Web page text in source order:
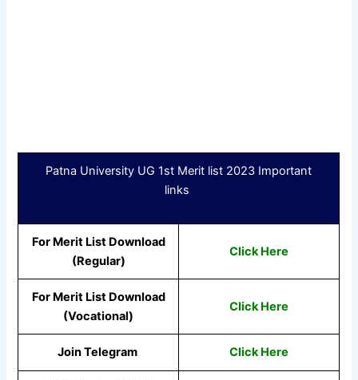
Patna University UG 1st Merit list 2023 Important
links
For Merit List Download
(Regular)
Click Here
For Merit List Download
(Vocational)
Click Here
Join Telegram Click Here